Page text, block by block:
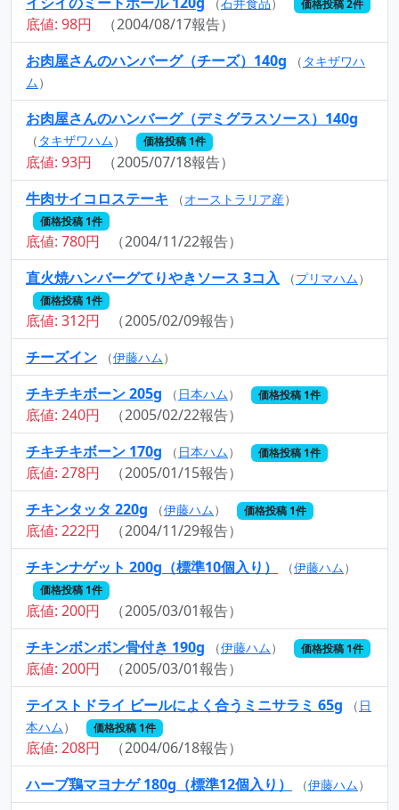
価格投稿 2件
底値: 98円
（2004/08/17報告）
お肉屋さんのハンバーグ（チーズ）140g
（ タキザワハ
ム）
お肉屋さんのハンバーグ（デミグラスソース）140g
（ タキザワハム） 価格投稿 1件
底値: 93円
（2005/07/18報告）
牛肉サイコロステーキ
（オーストラリア産）
価格投稿 1件
底値: 780円
（2004/11/22報告）
直火焼ハンバーグてりやきソース 3コ入
（プリマハム）
価格投稿 1件
底値: 312円
（2005/02/09報告）
チーズイン
（伊藤ハム）
チキチキボーン 205g （ 日本ハム） 価格投稿 1件
底値: 240円
（2005/02/22報告）
チキチキボーン 170g
（ 日本ハム） 価格投稿 1件
底値: 278円
（2005/01/15報告）
チキンタッタ 220g
（伊藤ハム） 価格投稿 1件
底値: 222円
（2004/11/29報告）
チキンナゲット 200g（標準10個入り）
（伊藤ハム）
価格投稿 1件
底値: 200円
（2005/03/01報告）
チキンボンボン骨付き 190g
（伊藤ハム） 価格投稿 1件
底値: 200円
（2005/03/01報告）
テイストドライ ビールによく合うミニサラミ 65g
（ 日
本ハム） 価格投稿 1件
底値: 208円
（2004/06/18報告）
ハーブ鶏マヨナゲ 180g（標準12個入り）
（伊藤ハム）